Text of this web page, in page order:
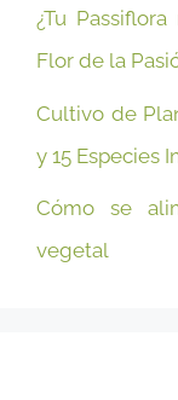
¿Tu
Flor de la
Cultivo de
y 15 Especies
Cómo se
vegetal